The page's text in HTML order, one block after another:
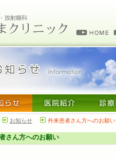
お知らせ 外来患者さん方へのお願い
さん方へのお願い